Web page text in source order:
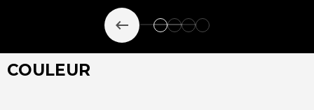
keyboard_backspace
COULEUR